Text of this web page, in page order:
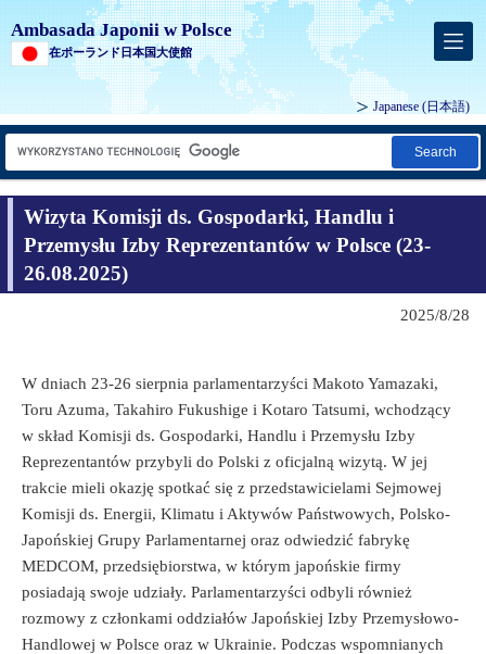
Ambasada Japonii w Polsce
在ポーランド日本国大使館
Japanese (日本語)
Search
Wizyta Komisji ds. Gospodarki, Handlu i
Przemysłu Izby Reprezentantów w Polsce (23-
26.08.2025)
2025/8/28
W dniach 23-26 sierpnia parlamentarzyści Makoto Yamazaki,
Toru Azuma, Takahiro Fukushige i Kotaro Tatsumi, wchodzący
w skład Komisji ds. Gospodarki, Handlu i Przemysłu Izby
Reprezentantów przybyli do Polski z oficjalną wizytą. W jej
trakcie mieli okazję spotkać się z przedstawicielami Sejmowej
Komisji ds. Energii, Klimatu i Aktywów Państwowych, Polsko-
Japońskiej Grupy Parlamentarnej oraz odwiedzić fabrykę
MEDCOM, przedsiębiorstwa, w którym japońskie firmy
posiadają swoje udziały. Parlamentarzyści odbyli również
rozmowy z członkami oddziałów Japońskiej Izby Przemysłowo-
Handlowej w Polsce oraz w Ukrainie. Podczas wspomnianych